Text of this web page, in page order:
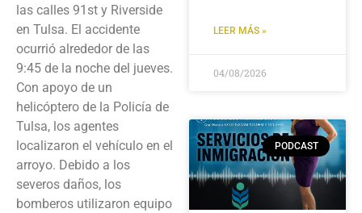
las calles 91st y Riverside
en Tulsa. El accidente
ocurrió alrededor de las
9:45 de la noche del jueves.
Con apoyo de un
helicóptero de la Policía de
Tulsa, los agentes
localizaron el vehículo en el
arroyo. Debido a los
severos daños, los
bomberos utilizaron equipo
LEER MÁS »
04/08/2026
PODCAST